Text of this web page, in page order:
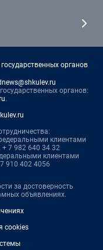
органов
органов:
.
клиентами
+ 7 982 640 34 32
клиентами
910 402 4056
за достоверность
объявлениях.
cookies